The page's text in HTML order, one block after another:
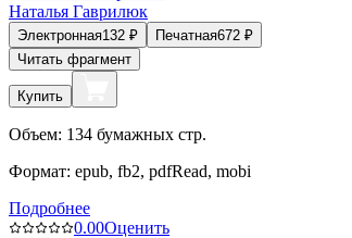
Наталья Гаврилюк
Электронная132 ₽ Печатная672 ₽
Читать фрагмент
Купить
Объем: 134 бумажных стр.
Формат: epub, fb2, pdfRead, mobi
Подробнее
0.00Оценить